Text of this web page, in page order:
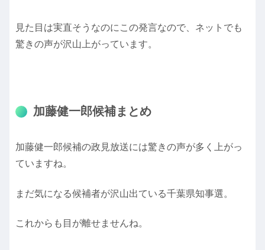
見た目は実直そうなのにこの発言なので、ネットでも
驚きの声が沢山上がっています。
加藤健一郎候補まとめ
加藤健一郎候補の政見放送には驚きの声が多く上がっ
ていますね。
まだ気になる候補者が沢山出ている千葉県知事選。
これからも目が離せませんね。